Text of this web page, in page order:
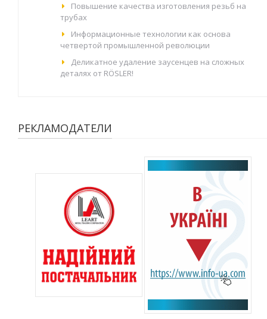
Повышение качества изготовления резьб на
трубах
Информационные технологии как основа
четвертой промышленной революции
Деликатное удаление заусенцев на сложных
деталях от RÖSLER!
РЕКЛАМОДАТЕЛИ